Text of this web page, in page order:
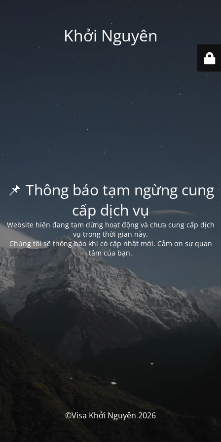
Khởi Nguyên
📌 Thông báo tạm ngừng cung
cấp dịch vụ
Website hiện đang tạm dừng hoạt động và chưa cung cấp dịch
vụ trong thời gian này.
Chúng tôi sẽ thông báo khi có cập nhật mới. Cảm ơn sự quan
tâm của bạn.
©Visa Khởi Nguyên 2026